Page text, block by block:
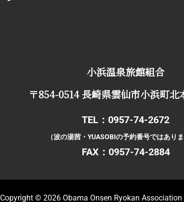
小浜温泉旅館組合
〒854-0514 長崎県雲仙市小浜町北
TEL：0957-74-2672
（波の湯茜・YUASOBIの予約番号ではありま
FAX：0957-74-2884
Copyright © 2026 Obama Onsen Ryokan Association